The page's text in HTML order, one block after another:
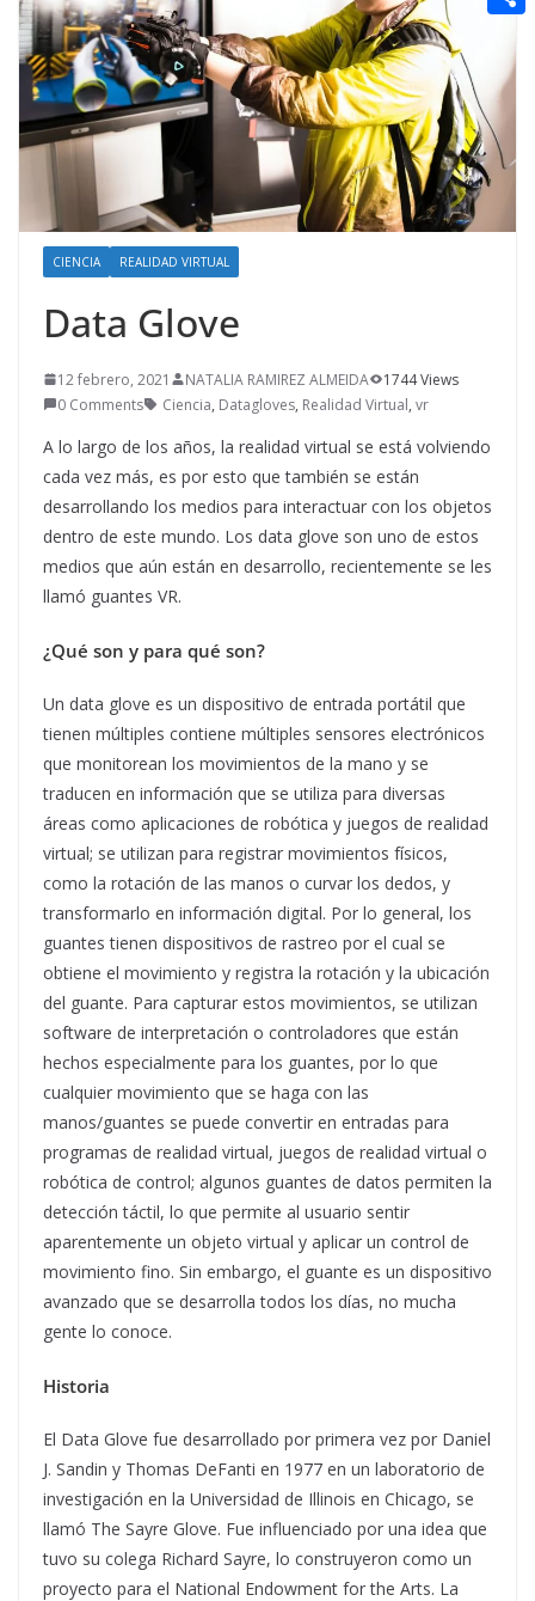
CIENCIA REALIDAD VIRTUAL
Data Glove
12 febrero, 2021 NATALIA RAMIREZ ALMEIDA
1744 Views
0 Comments
Ciencia, Datagloves, Realidad Virtual, vr
A lo largo de los años, la realidad virtual se está volviendo
cada vez más, es por esto que también se están
desarrollando los medios para interactuar con los objetos
dentro de este mundo. Los data glove son uno de estos
medios que aún están en desarrollo, recientemente se les
llamó guantes VR.
¿Qué son y para qué son?
Un data glove es un dispositivo de entrada portátil que
tienen múltiples contiene múltiples sensores electrónicos
que monitorean los movimientos de la mano y se
traducen en información que se utiliza para diversas
áreas como aplicaciones de robótica y juegos de realidad
virtual; se utilizan para registrar movimientos físicos,
como la rotación de las manos o curvar los dedos, y
transformarlo en información digital. Por lo general, los
guantes tienen dispositivos de rastreo por el cual se
obtiene el movimiento y registra la rotación y la ubicación
del guante. Para capturar estos movimientos, se utilizan
software de interpretación o controladores que están
hechos especialmente para los guantes, por lo que
cualquier movimiento que se haga con las
manos/guantes se puede convertir en entradas para
programas de realidad virtual, juegos de realidad virtual o
robótica de control; algunos guantes de datos permiten la
detección táctil, lo que permite al usuario sentir
aparentemente un objeto virtual y aplicar un control de
movimiento fino. Sin embargo, el guante es un dispositivo
avanzado que se desarrolla todos los días, no mucha
gente lo conoce.
Historia
El Data Glove fue desarrollado por primera vez por Daniel
J. Sandin y Thomas DeFanti en 1977 en un laboratorio de
investigación en la Universidad de Illinois en Chicago, se
llamó The Sayre Glove. Fue influenciado por una idea que
tuvo su colega Richard Sayre, lo construyeron como un
proyecto para el National Endowment for the Arts. La
n
r
e
t
a
d
i
t
p
a